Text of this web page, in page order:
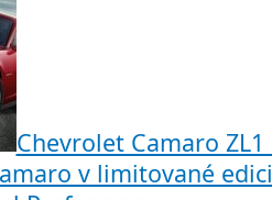
Chevrolet Camaro